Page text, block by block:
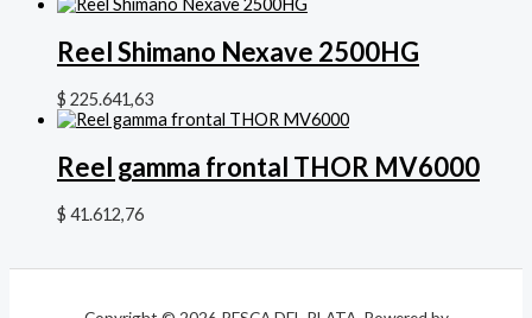
Reel Shimano Nexave 2500HG
$ 225.641,63
Reel gamma frontal THOR MV6000
$ 41.612,76